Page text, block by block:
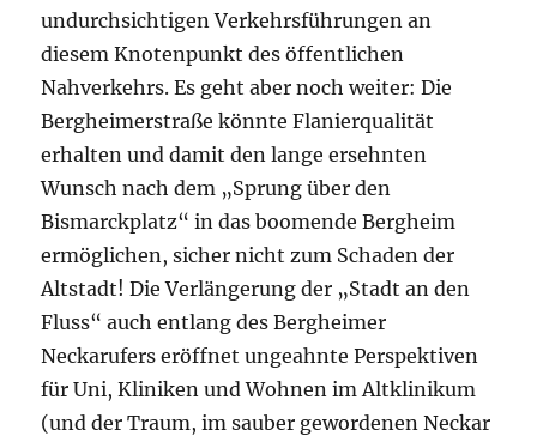
undurchsichtigen Verkehrsführungen an
diesem Knotenpunkt des öffentlichen
Nahverkehrs. Es geht aber noch weiter: Die
Bergheimerstraße könnte Flanierqualität
erhalten und damit den lange ersehnten
Wunsch nach dem „Sprung über den
Bismarckplatz“ in das boomende Bergheim
ermöglichen, sicher nicht zum Schaden der
Altstadt! Die Verlängerung der „Stadt an den
Fluss“ auch entlang des Bergheimer
Neckarufers eröffnet ungeahnte Perspektiven
für Uni, Kliniken und Wohnen im Altklinikum
(und der Traum, im sauber gewordenen Neckar